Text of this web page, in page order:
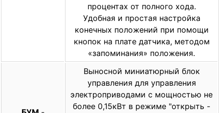
процентах от полного хода.
Удобная и простая настройка
конечных положений при помощи
кнопок на плате датчика, методом
«запоминания» положения.
Выносной миниатюрный блок
управления для управления
электроприводами с мощностью не
более 0,15кВт в режиме "открыть -